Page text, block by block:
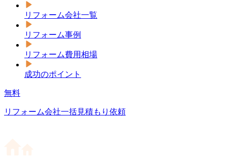
リフォーム会社一覧
リフォーム事例
リフォーム費用相場
成功のポイント
無料
リフォーム会社一括見積もり依頼